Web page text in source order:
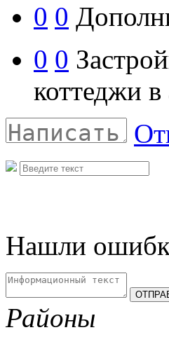
0 0
0 0
коттеджи в
Нашли
Районы